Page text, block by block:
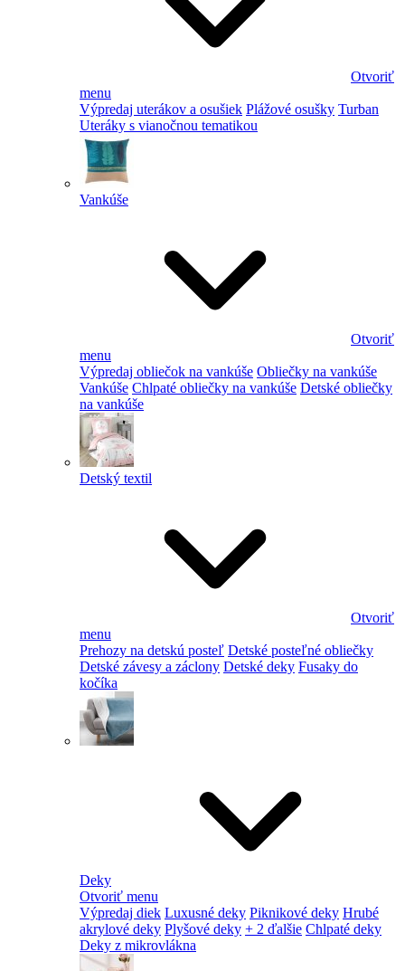
Otvoriť
menu
Výpredaj uterákov a osušiek Plážové osušky Turban
Uteráky s vianočnou tematikou
Vankúše
Otvoriť
menu
Výpredaj obliečok na vankúše Obliečky na vankúše
Vankúše Chlpaté obliečky na vankúše Detské obliečky
na vankúše
Detský textil
Otvoriť
menu
Prehozy na detskú posteľ Detské posteľné obliečky
Detské závesy a záclony Detské deky Fusaky do
kočíka
Deky
Otvoriť menu
Výpredaj diek Luxusné deky Piknikové deky Hrubé
akrylové deky Plyšové deky + 2 ďalšie Chlpaté deky
Deky z mikrovlákna